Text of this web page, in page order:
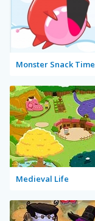
Monster Snack Time
Medieval Life